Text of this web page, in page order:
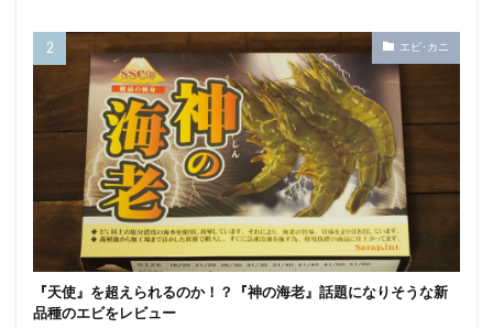
エビ･カニ
『天使』を超えられるのか！？『神の海老』話題になりそうな新
品種のエビをレビュー